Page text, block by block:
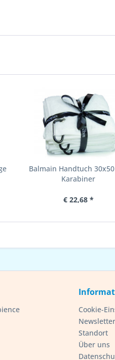
Balmain Handtuch
Karabiner
€ 22,68 *
Cookie-
Newsletter
Standort
Über uns